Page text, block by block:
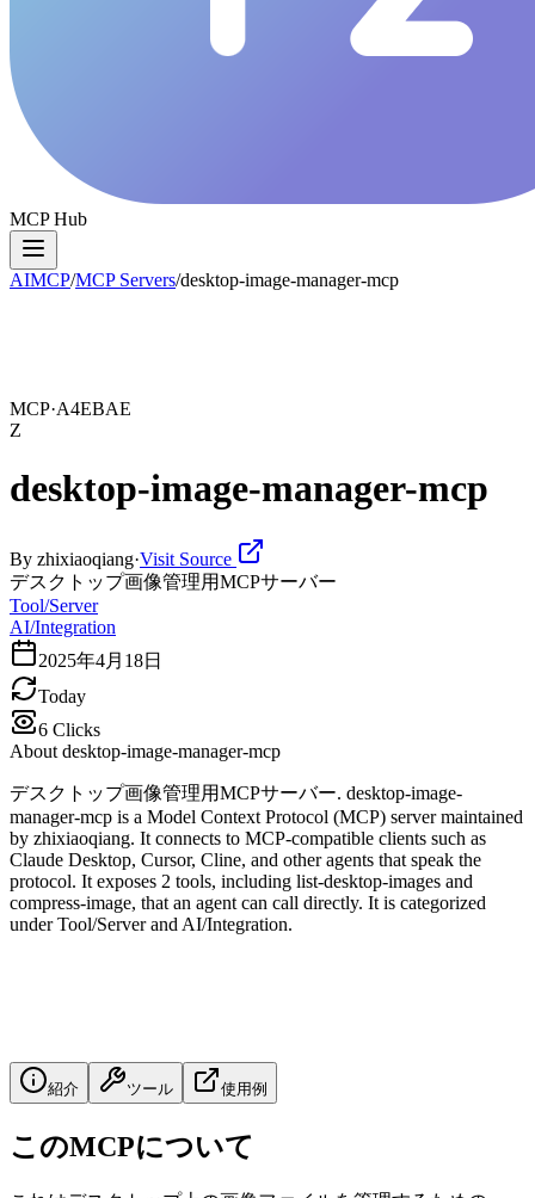
MCP Hub
AIMCP/MCP Servers/desktop-image-manager-mcp
MCP·A4EBAE
Z
desktop-image-manager-mcp
By zhixiaoqiang·Visit Source
デスクトップ画像管理用MCPサーバー
Tool/Server
AI/Integration
2025年4月18日
Today
6 Clicks
About desktop-image-manager-mcp
デスクトップ画像管理用MCPサーバー. desktop-image-
manager-mcp is a Model Context Protocol (MCP) server maintained
by zhixiaoqiang. It connects to MCP-compatible clients such as
Claude Desktop, Cursor, Cline, and other agents that speak the
protocol. It exposes 2 tools, including list-desktop-images and
compress-image, that an agent can call directly. It is categorized
under Tool/Server and AI/Integration.
紹介 ツール 使用例
このMCPについて